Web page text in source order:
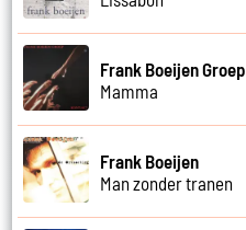
Frank Boeijen Groep
Mamma
Frank Boeijen
Man zonder tranen